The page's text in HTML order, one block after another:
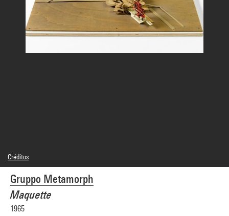
Gruppo Metamorph
Maquette
1965
Créditos
© Gruppo Metamorph : Paolo Angeletti, Cina Conforto, Gabriele De Giorgi,
Alessandra Muntoni, Marcello Pazza glini, Gaia Remiddi
Créditos fotográficos : Centre Pompidou, MNAM-CCI/Georges Meguerditchian/Dist.
GrandPalaisRmn
Referencia de la imagen : 4N25786